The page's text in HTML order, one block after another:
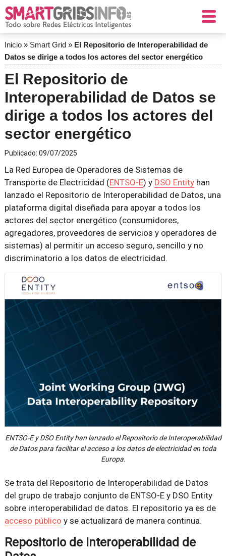
Inicio» Smart Grid» El Repositorio de Interoperabilidad de
Datos se dirige a todos los actores del sector energético
El Repositorio de
Interoperabilidad de Datos se
dirige a todos los actores del
sector energético
Publicado: 09/07/2025
La Red Europea de Operadores de Sistemas de
Transporte de Electricidad (ENTSO-E) y DSO Entityhan
lanzado el Repositorio de Interoperabilidad de Datos, una
plataforma digital diseñada para apoyar a todos los
actores del sector energético (consumidores,
agregadores, proveedores de servicios y operadores de
sistemas) al permitir un acceso seguro, sencillo y no
discriminatorio a los datos de electricidad.
ENTSO-E y DSO Entity han lanzado el Repositorio de Interoperabilidad
de Datos para facilitar el acceso a los datos de electricidad en toda
Europa.
Se trata del Repositorio de Interoperabilidad de Datos
del grupo de trabajo conjunto de ENTSO-E y DSO Entity
sobre interoperabilidad de datos. El repositorio ya es de
acceso público y se actualizará de manera continua.
Repositorio de Interoperabilidad de